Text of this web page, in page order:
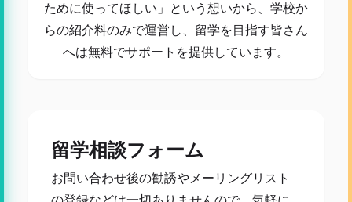
ために使ってほしい」という想いから、学校か
らの紹介料のみで運営し、留学を目指す皆さん
へは無料でサポートを提供しています。
留学相談フォーム
お問い合わせ後の勧誘やメーリングリスト